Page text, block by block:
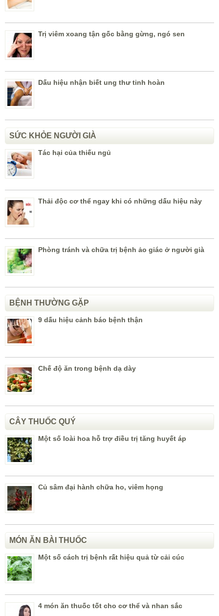
Trị viêm xoang tận gốc bằng gừng, ngó sen
Dấu hiệu nhận biết ung thư tinh hoàn
SỨC KHỎE NGƯỜI GIÀ
Tác hại của thiếu ngủ
Thải độc cơ thể ngay khi có những dấu hiệu này
Phòng tránh và chữa trị bệnh ảo giác ở người già
BỆNH THƯỜNG GẶP
9 dấu hiệu cảnh báo bệnh thận
Chế độ ăn trong bệnh dạ dày
CÂY THUỐC QUÝ
Một số loài hoa hỗ trợ điều trị tăng huyết áp
Củ sâm đại hành chữa ho, viêm họng
MÓN ĂN BÀI THUỐC
Một số cách trị bệnh rất hiệu quả từ cải cúc
4 món ăn thuốc tốt cho cơ thể và nhan sắc